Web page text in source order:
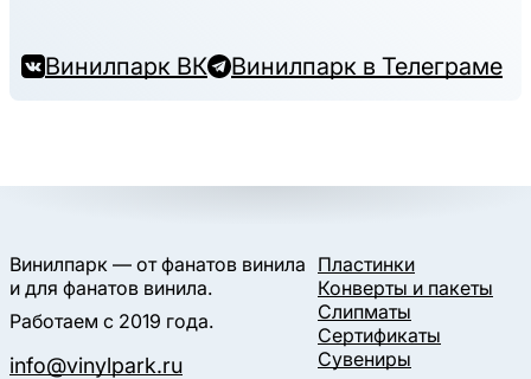
Винилпарк ВК Винилпарк в Телеграме
Винилпарк — от фанатов винила
и для фанатов винила.
Работаем с 2019 года.
info@vinylpark.ru
Пластинки
Конверты и пакеты
Слипматы
Сертификаты
Сувениры